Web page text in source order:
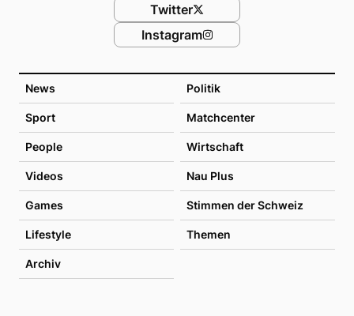
News Politik
Sport Matchcenter
People Wirtschaft
Videos Nau Plus
Games Stimmen der Schweiz
Lifestyle Themen
Archiv
Twitter
Instagram